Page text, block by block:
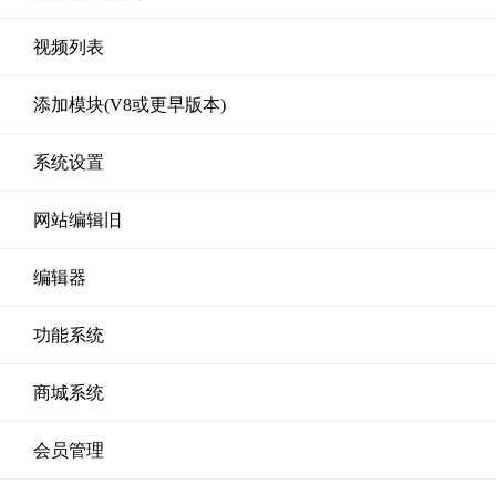
视频列表
添加模块(V8或更早版本)
系统设置
网站编辑旧
编辑器
功能系统
商城系统
会员管理